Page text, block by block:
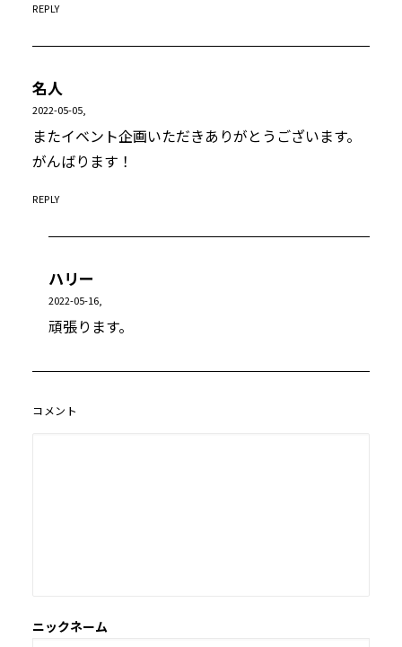
REPLY
名人
2022-05-05,
またイベント企画いただきありがとうございます。
がんばります！
REPLY
ハリー
2022-05-16,
頑張ります。
コメント